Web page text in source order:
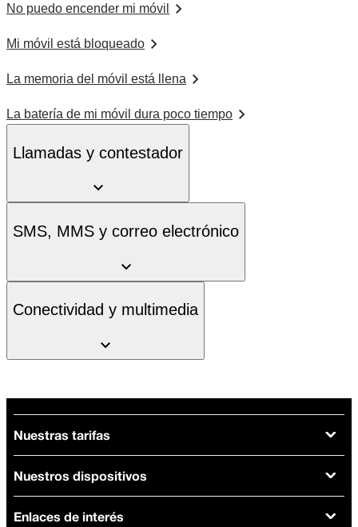
No puedo encender mi móvil
Mi móvil está bloqueado
La memoria del móvil está llena
La batería de mi móvil dura poco tiempo
Llamadas y contestador
SMS, MMS y correo electrónico
Conectividad y multimedia
Nuestras tarifas
Tarifas Orange
Tarifas fibra y móvil
Nuestros dispositivos
Ofertas en móviles
Enlaces de interés